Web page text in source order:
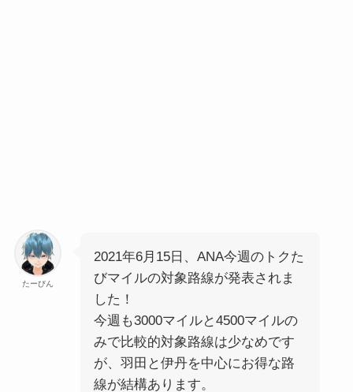
たーびん
2021年6月15日、ANA今週のトクた
びマイルの対象路線が発表されま
した！
今週も3000マイルと4500マイルの
みで比較的対象路線は少なめです
が、羽田と伊丹を中心にお得な路
線が結構あります。